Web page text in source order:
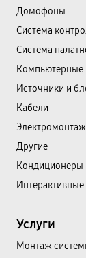
Домофоны
Система
Система
Источники и
Кабели
Другие
Кондиционеры
Услуги
Монтаж